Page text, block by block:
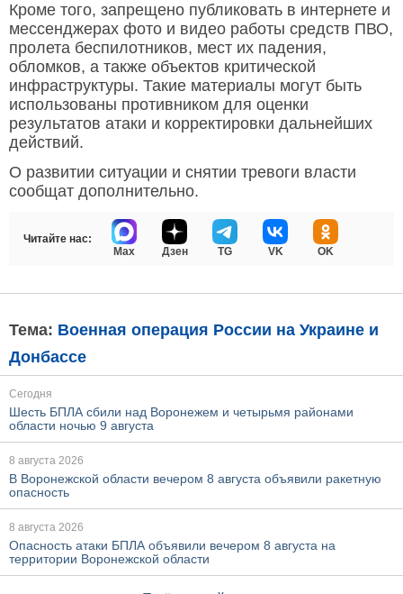
Кроме того, запрещено публиковать в интернете и
мессенджерах фото и видео работы средств ПВО,
пролета беспилотников, мест их падения,
обломков, а также объектов критической
инфраструктуры. Такие материалы могут быть
использованы противником для оценки
результатов атаки и корректировки дальнейших
действий.
О развитии ситуации и снятии тревоги власти
сообщат дополнительно.
Читайте нас:
Max
Дзен TG VK OK
Тема: Военная операция России на Украине и
Донбассе
Сегодня
Шесть БПЛА сбили над Воронежем и четырьмя районами
области ночью 9 августа
8 августа 2026
В Воронежской области вечером 8 августа объявили ракетную
опасность
8 августа 2026
Опасность атаки БПЛА объявили вечером 8 августа на
территории Воронежской области